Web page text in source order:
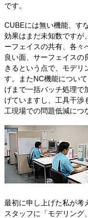
です。
CUBEには無い機能、す
効果はまだ未知数ですが
ーフェイスの共有、各々
良い面、サーフェイスの
きるという点で、モデリ
す。またNC機能につい
げまで一括バッチ処理で
げていますし、工具干渉
工現場での問題低減につ
最初に申し上げた私が考
スタッフに「モデリング